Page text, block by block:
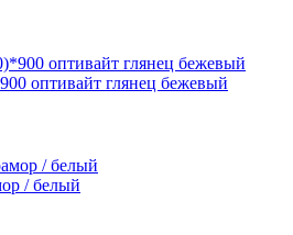
оптивайт глянец бежевый
/ белый